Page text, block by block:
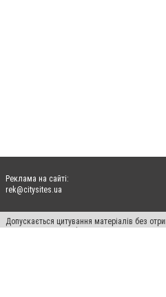
Реклама на сайті:
rek@citysites.ua
Допускається цитування матеріалів без
пошукових систем гіперпосилання на